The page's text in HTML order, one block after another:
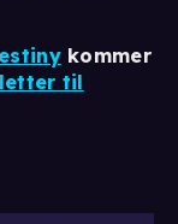
kommer
til